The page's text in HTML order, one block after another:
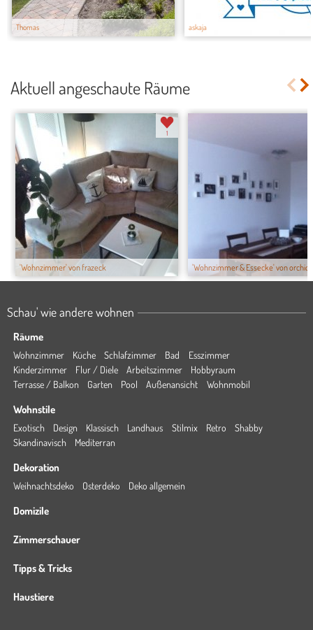
Thomas askaja
Aktuell angeschaute Räume
'Wohnzimmer' von frazeck
1
'Wohnzimmer & Essecke' von
Schau' wie andere wohnen
Räume
Wohnzimmer Küche Schlafzimmer Bad
Esszimmer
Kinderzimmer
Flur / Diele Arbeitszimmer
Hobbyraum
Terrasse / Balkon
Garten Pool Außenansicht Wohnmobil
Wohnstile
Exotisch Design Klassisch Landhaus Stilmix Retro
Shabby
Skandinavisch
Mediterran
Dekoration
Weihnachtsdeko Osterdeko Deko allgemein
Domizile
Zimmerschauer
Tipps & Tricks
Haustiere